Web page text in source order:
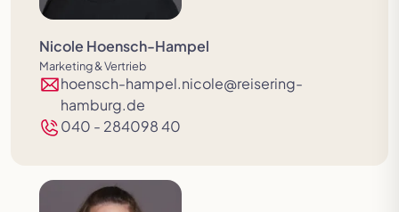
Nicole Hoensch-Hampel
Marketing & Vertrieb
hoensch-hampel.nicole@reisering-
hamburg.de
040 - 284098 40